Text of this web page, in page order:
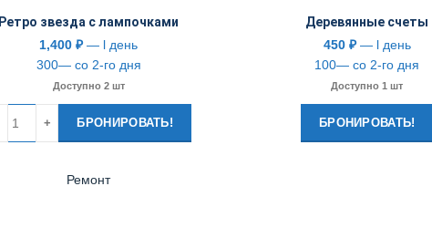
Ретро звезда с лампочками
1,400₽— l день
300— со 2-го дня
Доступно 2 шт
БРОНИРОВАТЬ!
Деревянные счеты
450 ₽— l день
100— со 2-го дня
Доступно 1 шт
БРОНИРОВАТЬ!
Ремонт